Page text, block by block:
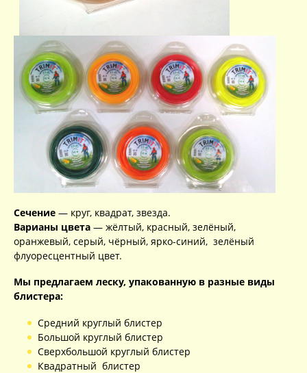
Сечение — круг, квадрат, звезда.
Варианы цвета — жёлтый, красный, зелёный,
оранжевый, серый, чёрный, ярко-синий, зелёный
флуоресцентный цвет.
Мы предлагаем леску, упакованную в разные виды
блистера:
Средний круглый блистер
Большой круглый блистер
Сверхбольшой круглый блистер
Квадратный блистер